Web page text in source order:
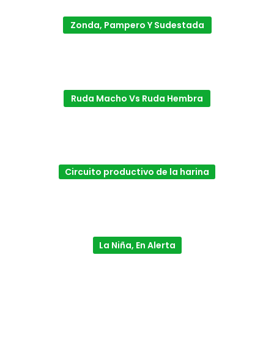
Zonda, Pampero Y Sudestada
Ruda Macho Vs Ruda Hembra
Circuito productivo de la harina
La Niña, En Alerta